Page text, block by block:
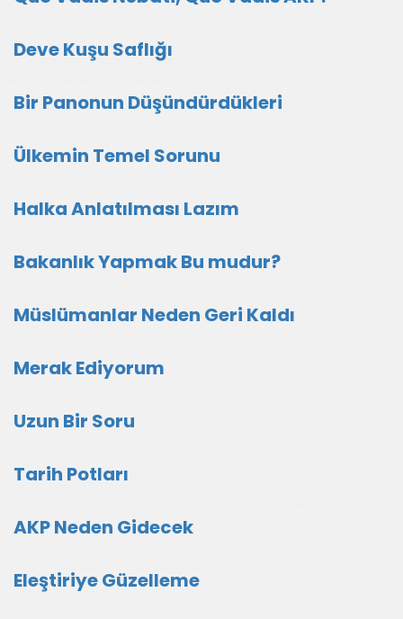
Deve Kuşu Saflığı
Bir Panonun Düşündürdükleri
Ülkemin Temel Sorunu
Halka Anlatılması Lazım
Bakanlık Yapmak Bu mudur?
Müslümanlar Neden Geri Kaldı
Merak Ediyorum
Uzun Bir Soru
Tarih Potları
AKP Neden Gidecek
Eleştiriye Güzelleme